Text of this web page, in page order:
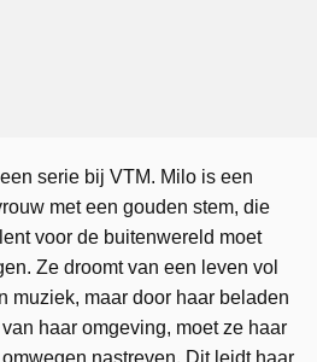
serie bij VTM. Milo is een
met een gouden stem, die
voor de buitenwereld moet
Ze droomt van een leven vol
muziek, maar door haar beladen
haar omgeving, moet ze haar
nastreven. Dit leidt haar